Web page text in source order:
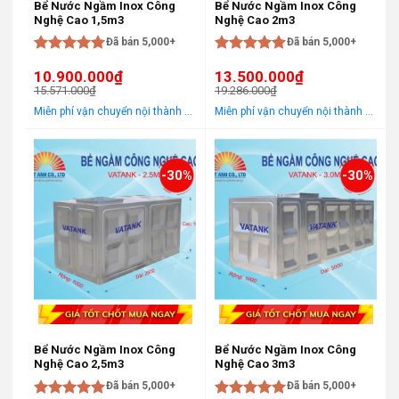
Bể Nước Ngầm Inox Công
Nghệ Cao 1,5m3
hạng55
sao
Đã bán 5,000+
15.571.000₫
Giá
gốc
15.571.000₫.
10.900.000₫
Giá
hiện
là:
10.900.000₫.
Miễn phí vận chuyển nội thành Hà Nội Áp dụng cho khách hàng gọi điện, đến trực tiếp hoặc chat! Tặng gói khảo sát, tư vấn, lắp ráp miễn phí trong khu vực nội thành Hà Nội
Bể Nước Ngầm Inox Công
Nghệ Cao 2m3
hạng55
sao
Đã bán 5,000+
19.286.000₫
Giá
gốc
19.286.000₫.
13.500.000₫
Giá
hiện
là:
13.500.000₫.
Miễn phí vận chuyển nội thành Hà Nội Áp dụng cho khách hàng gọi điện, đến trực tiếp hoặc chat! Tặng gói khảo sát, tư vấn, lắp ráp miễn phí trong khu vực nội thành Hà Nội
-30%
Bể Nước Ngầm Inox Công
Nghệ Cao 2,5m3
Đã bán 5,000+
-30%
Bể Nước Ngầm Inox Công
Nghệ Cao 3m3
Đã bán 5,000+